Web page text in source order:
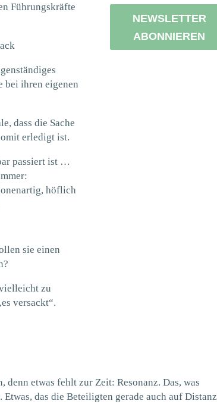
Führungskräfte
bei ihren eigenen
dass die Sache
erledigt ist.
passiert ist …
höflich
sie einen
zu
versackt“.
NEWSLETTER
ABONNIEREN
etwas fehlt zur Zeit: Resonanz. Das, was
das die Beteiligten gerade auch auf Distanz